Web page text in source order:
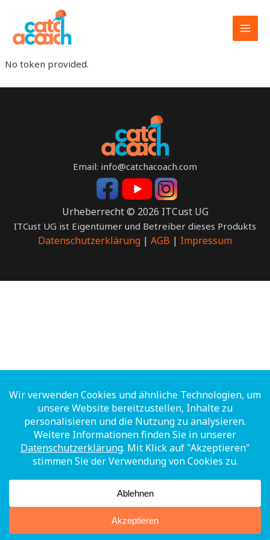
content
No token provided.
Email: info@catchacoach.com
Urheberrecht © 2026 ITCust UG
ITCust UG ist Eigentümer und Betreiber dieses Produkts
Datenschutzerklärung | AGB | Impressum